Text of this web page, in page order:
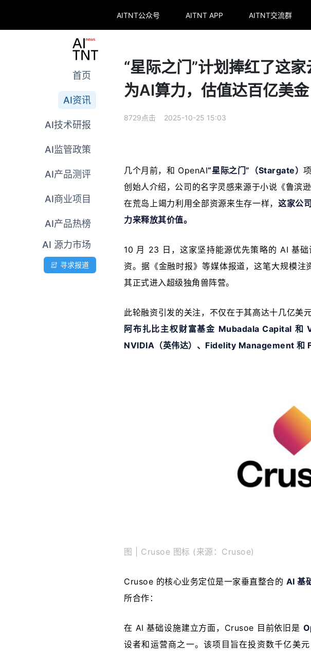
AITNT公众号 AITNT APP AITNT交流群
首页
AI资讯
AI技术研报
AI监管政策
AI产品测评
AI商业项目
AI产品热榜
AI 源力市场
寻求报道
“星际之门”计划捧红了这
为AI算力，估值达百亿美金
8729点击 2025-10-25 15:03
几个月前，和 OpenAI“星际之门”（Stargate）
创始人介绍，公司的名字灵感来源于小说《鲁滨
在荒岛上竭力利用全部资源来生存一样，这家公
力来释放其价值。
10 月 23 日，这家坚持能源优先策略的 AI 基
资。据《金融时报》等媒体报道，这笔大规模注
其正式进入超级独角兽阵营。
此轮融资引发的关注，不仅在于其高达十几亿美
阿布扎比主权财富基金 Mubadala Capital
NVIDIA（英伟达）、Fidelity Management 和
图 | Crusoe 图标 (来源：Crusoe)
Crusoe 的核心业务定位是一家垂直整合的 AI 基
所合作：
在 AI 基础设施建立方面，Crusoe 目前依旧是
设者和运营商之一。该项目旨在投资数千亿美